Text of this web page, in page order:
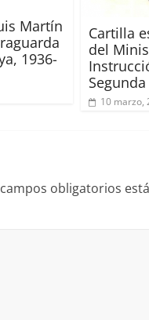
Martín
1936-
Cartilla
del
10 marzo,
obligatorios